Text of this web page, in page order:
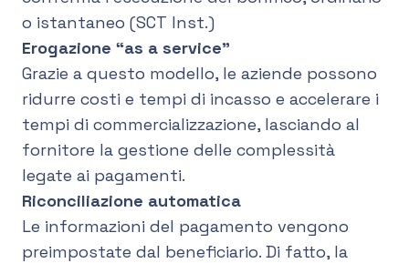
o istantaneo (SCT Inst.)
Erogazione “as a service”
Grazie a questo modello, le aziende possono
ridurre costi e tempi di incasso e accelerare i
tempi di commercializzazione, lasciando al
fornitore la gestione delle complessità
legate ai pagamenti.
Riconciliazione automatica
Le informazioni del pagamento vengono
preimpostate dal beneficiario. Di fatto, la